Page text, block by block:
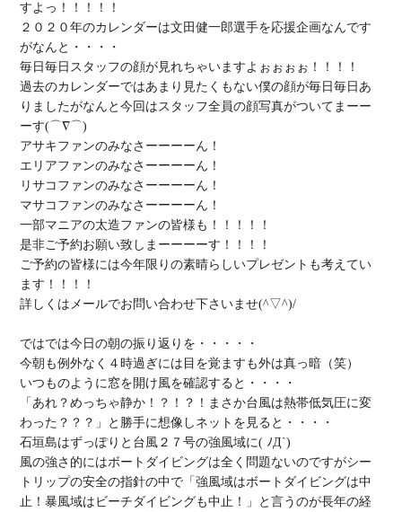
すよっ！！！！！
２０２０年のカレンダーは文田健一郎選手を応援企画なんです
毎日毎日スタッフの顔が見れちゃいますよぉぉぉぉ！！！！
過去のカレンダーではあまり見たくもない僕の顔が毎日毎日あ
りましたがなんと今回はスタッフ全員の顔写真がついてまーー
ーす
アサキファンのみなさーーーーん！
エリアファンのみなさーーーーん！
リサコファンのみなさーーーーん！
マサコファンのみなさーーーーん！
一部マニアの太造ファンの皆様も！！！！！
是非ご予約お願い致しまーーーーす ！！！！
ご予約の皆様には今年限りの素晴らしいプレゼントも考えてい
ます！！！！
詳しくは メールでお問い合わせ下さいませ(^▽^)/
ではでは今日の朝の振り返りを・・・・・
今朝も例外なく４時過ぎには目を覚ますも外は真っ暗（笑）
いつものように窓を開け風を確認すると・・・・
「あれ？めっちゃ静か！？！？！まさか台風は熱帯低気圧に変
わった？？？」と勝手に想像しネットを見ると・・・・
石垣島はずっぽりと台風２７号の強風域に( ﾉД`)
風の強さ的にはボートダイビングは全く問題ないのですがシー
トリップの安全の指針の中で「強風域はボートダイビングは中
止！暴風域はビーチダイビングも中止！」と言うのが長年の経